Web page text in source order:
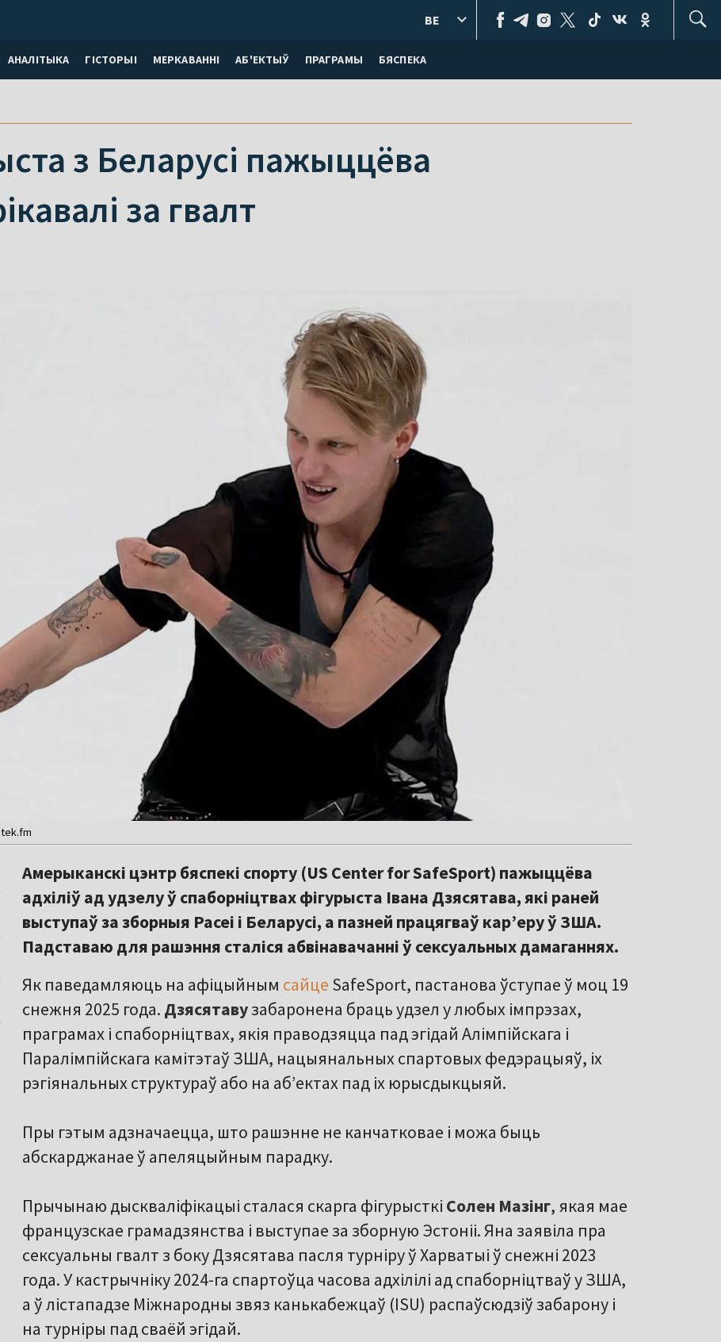
АНАЛІТЫКА ГІСТОРЫІ МЕРКАВАННI АБ'ЕКТЫЎ ПРАГРАМЫ БЯСПЕКА
BE
з Беларусі пажыццёва
за гвалт
tek.fm
Амерыканскі цэнтр бяспекі спорту (US Center for SafeSport) пажыццёва
адхіліў ад удзелу ў спаборніцтвах фігурыста Івана Дзясятава, які раней
выступаў за зборныя Расеі і Беларусі, а пазней працягваў кар’еру ў ЗША.
Падставаю для рашэння сталіся абвінавачанні ў сексуальных дамаганнях.
Як паведамляюць на афіцыйным сайце SafeSport, пастанова ўступае ў моц 19
снежня 2025 года. Дзясятавузабаронена браць удзел у любых імпрэзах,
праграмах і спаборніцтвах, якія праводзяцца пад эгідай Алімпійскага і
Паралімпійскага камітэтаў ЗША, нацыянальных спартовых федэрацыяў, іх
рэгіянальных структураў або на аб’ектах пад іх юрысдыкцыяй.
Пры гэтым адзначаецца, што рашэнне не канчатковае і можа быць
абскарджанае ў апеляцыйным парадку.
Прычынаю дыскваліфікацыі сталася скарга фігурысткі Солен Мазінг, якая мае
французскае грамадзянства і выступае за зборную Эстоніі. Яна заявіла пра
сексуальны гвалт з боку Дзясятава пасля турніру ў Харватыі ў снежні 2023
года. У кастрычніку 2024-га спартоўца часова адхілілі ад спаборніцтваў у ЗША,
а ў лістападзе Міжнародны звяз канькабежцаў (ISU) распаўсюдзіў забарону і
на турніры пад сваёй эгідай.